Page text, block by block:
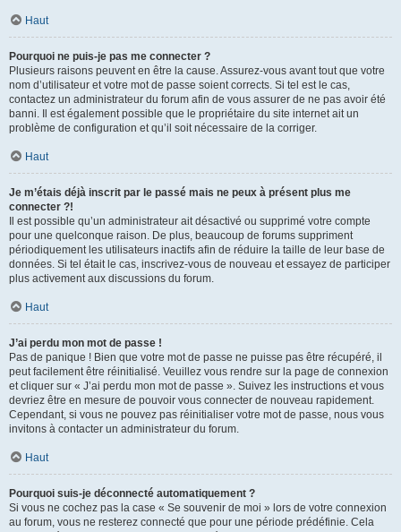
Haut
Pourquoi ne puis-je pas me connecter ?
Plusieurs raisons peuvent en être la cause. Assurez-vous avant tout que votre
nom d’utilisateur et votre mot de passe soient corrects. Si tel est le cas,
contactez un administrateur du forum afin de vous assurer de ne pas avoir été
banni. Il est également possible que le propriétaire du site internet ait un
problème de configuration et qu’il soit nécessaire de la corriger.
Haut
Je m’étais déjà inscrit par le passé mais ne peux à présent plus me
connecter ?!
Il est possible qu’un administrateur ait désactivé ou supprimé votre compte
pour une quelconque raison. De plus, beaucoup de forums suppriment
périodiquement les utilisateurs inactifs afin de réduire la taille de leur base de
données. Si tel était le cas, inscrivez-vous de nouveau et essayez de participer
plus activement aux discussions du forum.
Haut
J’ai perdu mon mot de passe !
Pas de panique ! Bien que votre mot de passe ne puisse pas être récupéré, il
peut facilement être réinitialisé. Veuillez vous rendre sur la page de connexion
et cliquer sur « J’ai perdu mon mot de passe ». Suivez les instructions et vous
devriez être en mesure de pouvoir vous connecter de nouveau rapidement.
Cependant, si vous ne pouvez pas réinitialiser votre mot de passe, nous vous
invitons à contacter un administrateur du forum.
Haut
Pourquoi suis-je déconnecté automatiquement ?
Si vous ne cochez pas la case « Se souvenir de moi » lors de votre connexion
au forum, vous ne resterez connecté que pour une période prédéfinie. Cela